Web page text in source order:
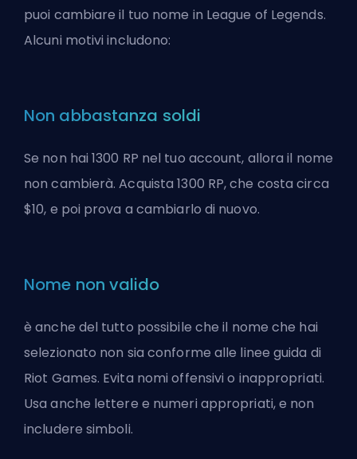
puoi cambiare il tuo nome in League of Legends.
Alcuni motivi includono:
Non abbastanza soldi
Se non hai 1300 RP nel tuo account, allora il nome
non cambierà. Acquista 1300 RP, che costa circa
$10, e poi prova a cambiarlo di nuovo.
Nome non valido
è anche del tutto possibile che il nome che hai
selezionato non sia conforme alle linee guida di
Riot Games. Evita nomi offensivi o inappropriati.
Usa anche lettere e numeri appropriati, e non
includere simboli.